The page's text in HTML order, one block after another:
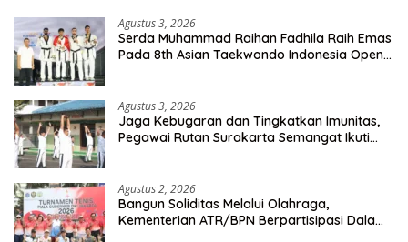
Agustus 3, 2026
Serda Muhammad Raihan Fadhila Raih Emas
Pada 8th Asian Taekwondo Indonesia Open
Agustus 3, 2026
Jaga Kebugaran dan Tingkatkan Imunitas,
Pegawai Rutan Surakarta Semangat Ikuti
Agustus 2, 2026
Bangun Soliditas Melalui Olahraga,
Kementerian ATR/BPN Berpartisipasi Dalam